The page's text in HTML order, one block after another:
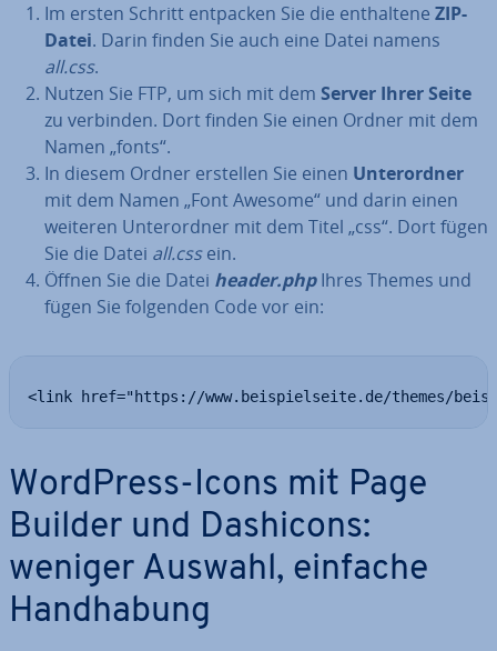
Im ersten Schritt entpacken Sie die ent­hal­te­ne ZIP-
Datei. Darin finden Sie auch eine Datei namens
all.css.
Nutzen Sie FTP, um sich mit dem Server Ihrer Seite
zu verbinden. Dort finden Sie einen Ordner mit dem
Namen „fonts“.
In diesem Ordner erstellen Sie einen Un­ter­ord­ner
mit dem Namen „Font Awesome“ und darin einen
weiteren Un­ter­ord­ner mit dem Titel „css“. Dort fügen
Sie die Datei all.cssein.
Öffnen Sie die Datei header.phpIhres Themes und
fügen Sie folgenden Code vor ein:
<link href="https://www.beispielseite.de/themes/
WordPress-Icons mit Page
Builder und Dashicons:
weniger Auswahl, einfache
Hand­ha­bung